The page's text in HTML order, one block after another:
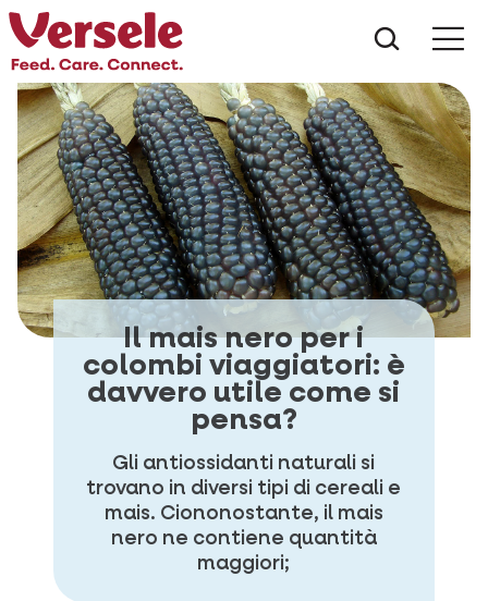
Il mais nero per i
colombi viaggiatori: è
davvero utile come si
pensa?
Gli antiossidanti naturali si
trovano in diversi tipi di cereali e
mais. Ciononostante, il mais
nero ne contiene quantità
maggiori;